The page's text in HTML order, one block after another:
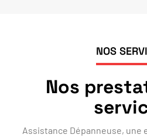
NOS
Nos
Assistance Dépanneuse, une